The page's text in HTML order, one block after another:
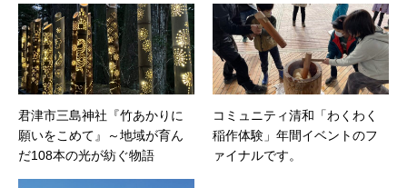
通いとエレキベース演奏。 eMail:
miyama@movetokimitsu.jp
君津市三島神社『竹あかりに
願いをこめて』～地域が育ん
だ108本の光が紡ぐ物語
コミュニティ清和「わくわく
稲作体験」年間イベントのフ
ァイナルです。